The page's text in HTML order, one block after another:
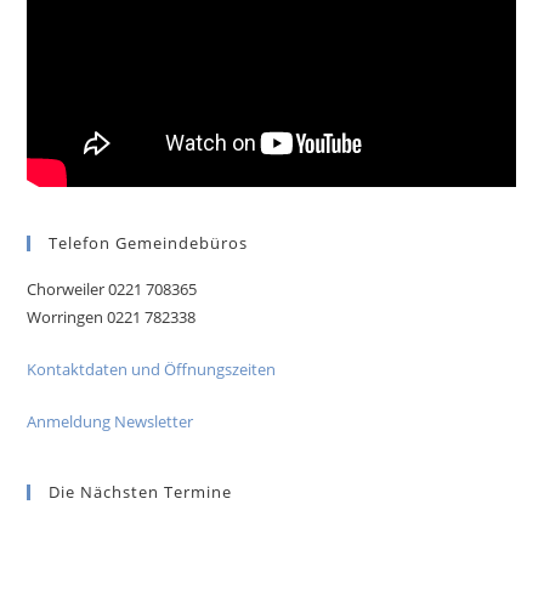
Telefon Gemeindebüros
Chorweiler 0221 708365
Worringen 0221 782338
Kontaktdaten und Öffnungszeiten
Anmeldung Newsletter
Die Nächsten Termine